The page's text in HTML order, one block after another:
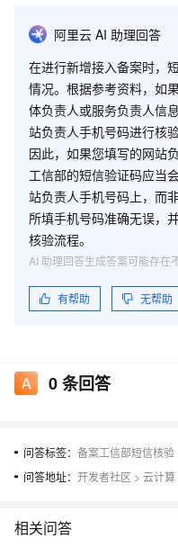
阿里云 AI 助理回答
在进行新增接入备案时，
情况。根据参考资料，如
体负责人或服务负责人信
站负责人手机号码进行核验
因此，如果您填写的网站
工信部的短信验证码应当
站负责人手机号码上，而
所填手机号码准确无误，
核验流程。
有帮助 无帮助
AI 助理回答生成答案可能存在
0条回答
问答标签： 备案工信部短信核验
问答地址： 开发者社区 > 云计算
相关问答